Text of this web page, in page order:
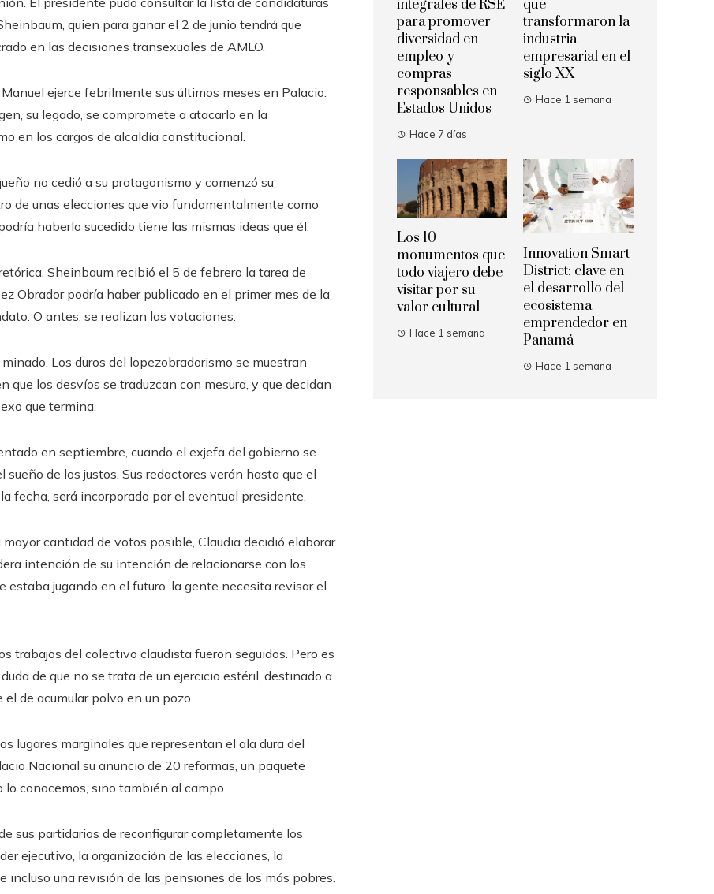
quien para ganar el 2 de junio tendrá que
en las decisiones transexuales de AMLO.
ejerce febrilmente sus últimos meses en Palacio:
su legado, se compromete a atacarlo en la
en los cargos de alcaldía constitucional.
no cedió a su protagonismo y comenzó su
de unas elecciones que vio fundamentalmente como
haberlo sucedido tiene las mismas ideas que él.
Sheinbaum recibió el 5 de febrero la tarea de
Obrador podría haber publicado en el primer mes de la
O antes, se realizan las votaciones.
Los duros del lopezobradorismo se muestran
los desvíos se traduzcan con mesura, y que decidan
que termina.
en septiembre, cuando el exjefa del gobierno se
de los justos. Sus redactores verán hasta que el
fecha, será incorporado por el eventual presidente.
cantidad de votos posible, Claudia decidió elaborar
intención de su intención de relacionarse con los
estaba jugando en el futuro. la gente necesita revisar el
trabajos del colectivo claudista fueron seguidos. Pero es
de que no se trata de un ejercicio estéril, destinado a
de acumular polvo en un pozo.
lugares marginales que representan el ala dura del
Nacional su anuncio de 20 reformas, un paquete
conocemos, sino también al campo. .
sus partidarios de reconfigurar completamente los
ejecutivo, la organización de las elecciones, la
una revisión de las pensiones de los más pobres.
integrales de RSE
para promover
diversidad en
empleo y
compras
responsables en
Estados Unidos
Hace 7 días
que
transformaron la
industria
empresarial en el
siglo XX
Hace 1 semana
Los 10
monumentos que
todo viajero debe
visitar por su
valor cultural
Hace 1 semana
Innovation Smart
District: clave en
el desarrollo del
ecosistema
emprendedor en
Panamá
Hace 1 semana